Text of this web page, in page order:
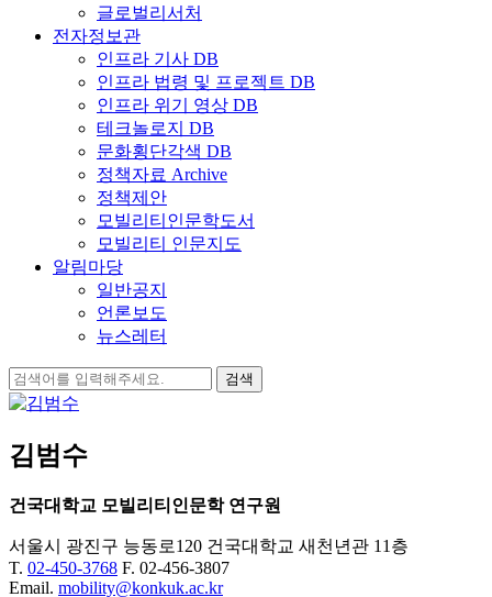
글로벌리서처
전자정보관
인프라 기사 DB
인프라 법령 및 프로젝트 DB
인프라 위기 영상 DB
테크놀로지 DB
문화횡단각색 DB
정책자료 Archive
정책제안
모빌리티인문학도서
모빌리티 인문지도
알림마당
일반공지
언론보도
뉴스레터
검
색:
김범수
건국대학교 모빌리티인문학 연구원
서울시 광진구 능동로120 건국대학교 새천년관 11층
T. 02-450-3768 F. 02-456-3807
Email. mobility@konkuk.ac.kr